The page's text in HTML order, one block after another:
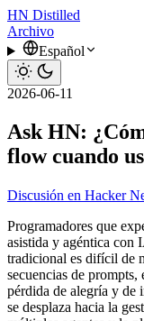
HN Distilled
Archivo
Español
2026-06-11
Ask HN:
flow cuando
Discusión en Hacker
Programadores que
asistida y agéntica con
tradicional es difícil de
secuencias de
pérdida de alegría y de
se desplaza hacia la